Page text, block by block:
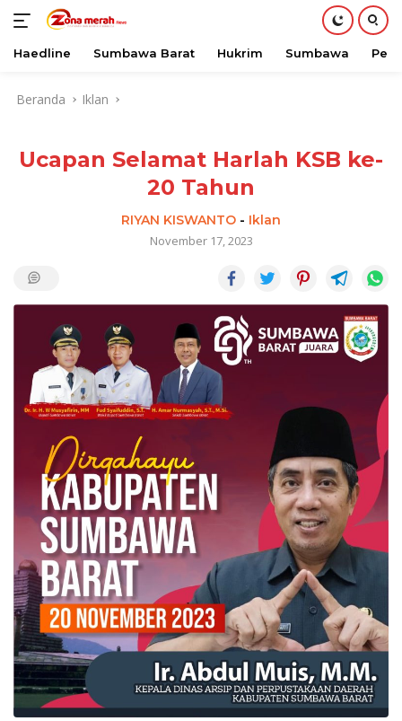
Haedline Sumbawa Barat Hukrim Sumbawa
Beranda Iklan
Ucapan Selamat Harlah KSB ke-
20 Tahun
RIYAN KISWANTO - Iklan
November 17, 2023